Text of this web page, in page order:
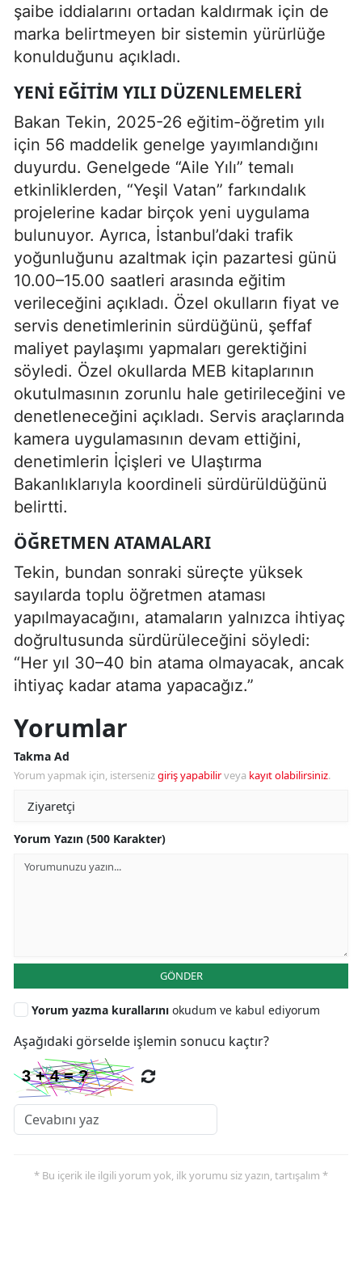
şaibe iddialarını ortadan kaldırmak için de
marka belirtmeyen bir sistemin yürürlüğe
konulduğunu açıkladı.
YENI EĞITIM YILI DÜZENLEMELERI
Bakan Tekin, 2025-26 eğitim-öğretim yılı
için 56 maddelik genelge yayımlandığını
duyurdu. Genelgede “Aile Yılı” temalı
etkinliklerden, “Yeşil Vatan” farkındalık
projelerine kadar birçok yeni uygulama
bulunuyor. Ayrıca, İstanbul’daki trafik
yoğunluğunu azaltmak için pazartesi günü
10.00–15.00 saatleri arasında eğitim
verileceğini açıkladı. Özel okulların fiyat ve
servis denetimlerinin sürdüğünü, şeffaf
maliyet paylaşımı yapmaları gerektiğini
söyledi. Özel okullarda MEB kitaplarının
okutulmasının zorunlu hale getirileceğini ve
denetleneceğini açıkladı. Servis araçlarında
kamera uygulamasının devam ettiğini,
denetimlerin İçişleri ve Ulaştırma
Bakanlıklarıyla koordineli sürdürüldüğünü
belirtti.
ÖĞRETMEN ATAMALARI
Tekin, bundan sonraki süreçte yüksek
sayılarda toplu öğretmen ataması
yapılmayacağını, atamaların yalnızca ihtiyaç
doğrultusunda sürdürüleceğini söyledi:
“Her yıl 30–40 bin atama olmayacak, ancak
ihtiyaç kadar atama yapacağız.”
Yorumlar
Takma Ad
Yorum yapmak için, istersenizgiriş yapabilirveya kayıt olabilirsiniz.
Yorum Yazın (500 Karakter)
GÖNDER
Yorum yazma kurallarını okudum ve kabul ediyorum
Aşağıdaki görselde işlemin sonucu kaçtır?
* Bu içerik ile ilgili yorum yok, ilk yorumu siz yazın, tartışalım *